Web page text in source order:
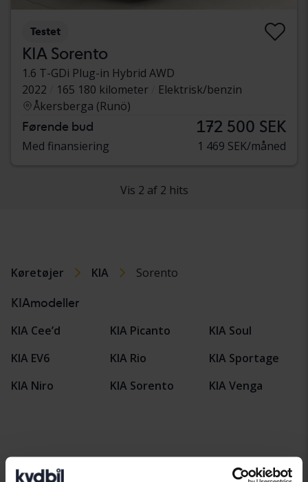
Testet
KIA Sorento
1.6 T-GDi Plug-in Hybrid AWD
2022
165 180 kilometer
Elektrisk/benzin
Åkersberga (Runö)
Førende bud 172 500 SEK
Med finansiering 1 469 SEK/måned
Vis 2 af 2 hits
Køretøjer KIA Sorento
KIAmodeller
KIA Cee’d
KIA EV6
KIA Niro
KIA Picanto
KIA Rio
KIA Sorento
KIA Soul
KIA Sportage
KIA Venga